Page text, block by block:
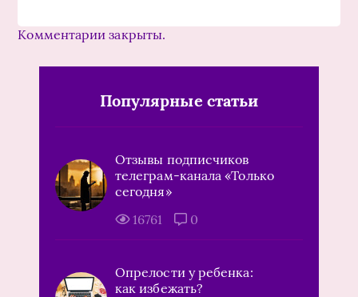
Комментарии закрыты.
Популярные статьи
Отзывы подписчиков
телеграм-канала «Только
сегодня»
16761
0
Опрелости у ребенка:
как избежать?